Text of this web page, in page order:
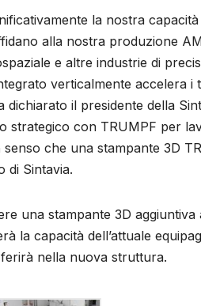
la nostra
alla nostra produzione
e altre industrie di
verticalmente accelera i
il presidente della
strategico con TRUMPF per
che una stampante 3D
di Sintavia.
una stampante 3D
la capacità dell’attuale
nella nuova struttura.